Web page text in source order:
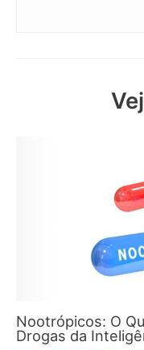
Nootrópicos: O
Drogas da